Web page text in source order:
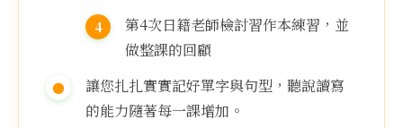
第4次日籍老師檢討習作本練習，並
做整課的回顧
讓您扎扎實實記好單字與句型，聽說讀寫
的能力隨著每一課增加。